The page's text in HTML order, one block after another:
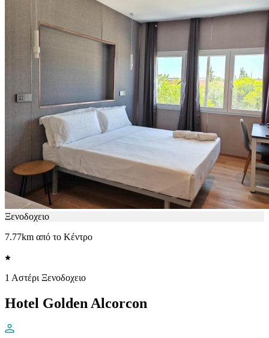
Ξενοδοχειο
7.77km από το Κέντρο
1 Αστέρι Ξενοδοχειο
Hotel Golden Alcorcon